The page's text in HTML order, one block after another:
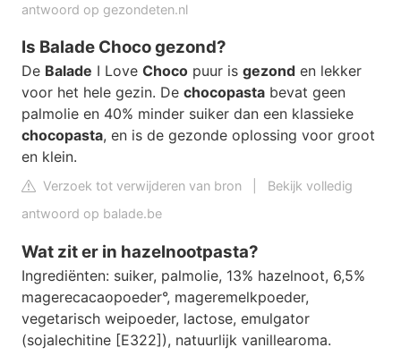
antwoord op gezondeten.nl
Is Balade Choco gezond?
De Balade I Love Choco puur is gezond en lekker
voor het hele gezin. De chocopasta bevat geen
palmolie en 40% minder suiker dan een klassieke
chocopasta, en is de gezonde oplossing voor groot
en klein.
Verzoek tot verwijderen van bron
Bekijk volledig
antwoord op balade.be
Wat zit er in hazelnootpasta?
Ingrediënten: suiker, palmolie, 13% hazelnoot, 6,5%
magerecacaopoeder°, mageremelkpoeder,
vegetarisch weipoeder, lactose, emulgator
(sojalechitine [E322]), natuurlijk vanillearoma.